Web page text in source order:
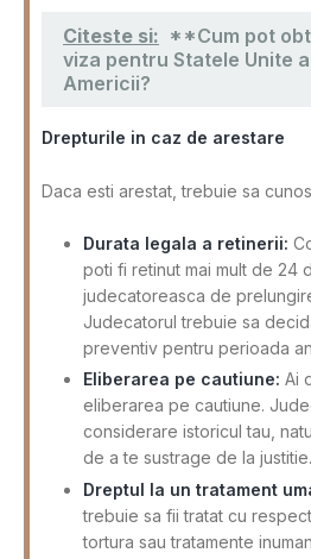
Citeste si: **Cum pot
viza pentru Statele Unite
Americii?
Drepturile in caz de arestare
Daca esti arestat, trebuie sa
Durata legala a retinerii:
poti fi retinut mai mult de 24
judecatoreasca de
Judecatorul trebuie sa
preventiv pentru perioada
Eliberarea pe cautiune: Ai
eliberarea pe cautiune.
considerare istoricul tau,
de a te sustrage de la justitie.
Dreptul la un tratament
trebuie sa fii tratat cu
tortura sau tratamente